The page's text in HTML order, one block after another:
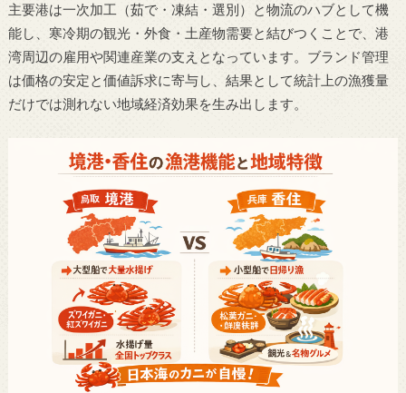
主要港は一次加工（茹で・凍結・選別）と物流のハブとして機
能し、寒冷期の観光・外食・土産物需要と結びつくことで、港
湾周辺の雇用や関連産業の支えとなっています。ブランド管理
は価格の安定と価値訴求に寄与し、結果として統計上の漁獲量
だけでは測れない地域経済効果を生み出します。